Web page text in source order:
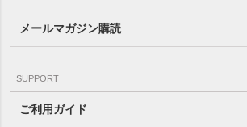
メールマガジン購読
SUPPORT
ご利用ガイド